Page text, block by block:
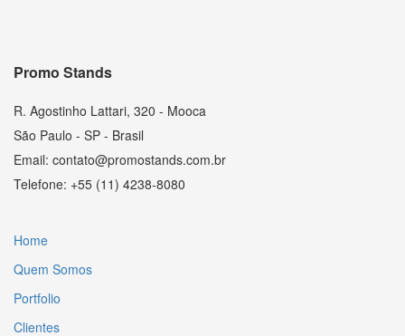
Promo Stands
R. Agostinho Lattari, 320 - Mooca
São Paulo - SP - Brasil
Email: contato@promostands.com.br
Telefone: +55 (11) 4238-8080
Home
Quem Somos
Portfolio
Clientes